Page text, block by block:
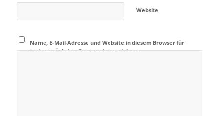
Website
Name, E-Mail-Adresse und Website in diesem Browser für
meinen nächsten Kommentar speichern.